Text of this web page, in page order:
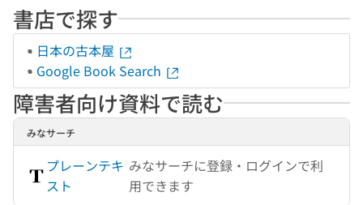
書店で探す
日本の古本屋
Google Book Search
障害者向け資料で読む
みなサーチ
プレーンテキ
スト
みなサーチに登録・ログインで利
用できます